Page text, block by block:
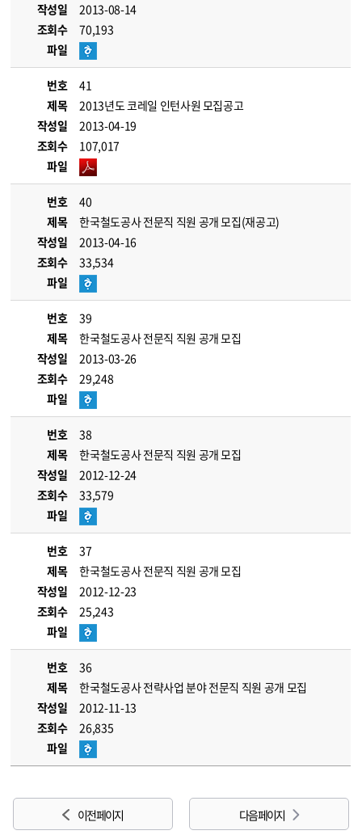
작성일
2013-08-14
조회수
70,193
파일
번호
41
제목
2013년도 코레일 인턴사원 모집공고
작성일
2013-04-19
조회수
107,017
파일
번호
40
제목
한국철도공사 전문직 직원 공개 모집(재공고)
작성일
2013-04-16
조회수
33,534
파일
번호
39
제목
한국철도공사 전문직 직원 공개 모집
작성일
2013-03-26
조회수
29,248
파일
번호
38
제목
한국철도공사 전문직 직원 공개 모집
작성일
2012-12-24
조회수
33,579
파일
번호
37
제목
한국철도공사 전문직 직원 공개 모집
작성일
2012-12-23
조회수
25,243
파일
번호
36
제목
한국철도공사 전략사업 분야 전문직 직원 공개 모집
작성일
2012-11-13
조회수
26,835
파일
이전 페이지 다음 페이지